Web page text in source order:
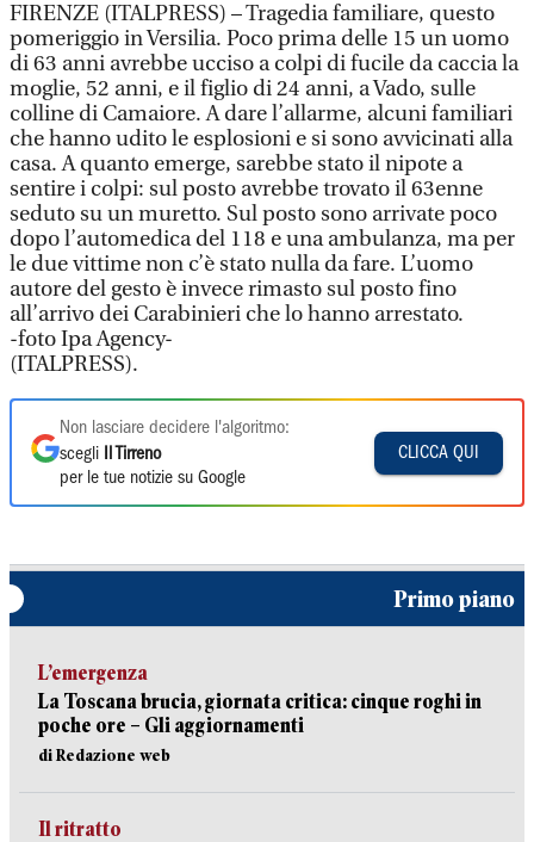
FIRENZE (ITALPRESS) – Tragedia familiare, questo
pomeriggio in Versilia. Poco prima delle 15 un uomo
di 63 anni avrebbe ucciso a colpi di fucile da caccia la
moglie, 52 anni, e il figlio di 24 anni, a Vado, sulle
colline di Camaiore. A dare l’allarme, alcuni familiari
che hanno udito le esplosioni e si sono avvicinati alla
casa. A quanto emerge, sarebbe stato il nipote a
sentire i colpi: sul posto avrebbe trovato il 63enne
seduto su un muretto. Sul posto sono arrivate poco
dopo l’automedica del 118 e una ambulanza, ma per
le due vittime non c’è stato nulla da fare. L’uomo
autore del gesto è invece rimasto sul posto fino
all’arrivo dei Carabinieri che lo hanno arrestato.
-foto Ipa Agency-
(ITALPRESS).
Non lasciare decidere l'algoritmo:
scegli
Il Tirreno
per le tue notizie su Google
CLICCA QUI
Primo piano
L’emergenza
La Toscana brucia, giornata critica: cinque roghi in
poche ore – Gli aggiornamenti
di Redazione web
Il ritratto